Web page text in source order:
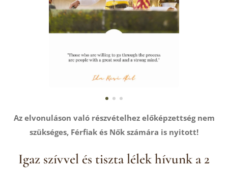
Az elvonuláson való részvételhez előképzettség nem
szükséges, Férfiak és Nők számára is nyitott!
Igaz szívvel és tiszta lélek hívunk a 2